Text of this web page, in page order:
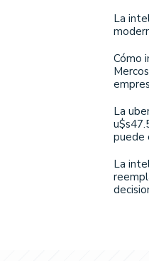
La
Cómo
La
puede
La